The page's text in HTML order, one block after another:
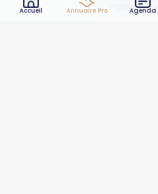
Accueil Annuaire Pro Agenda
Partenaires